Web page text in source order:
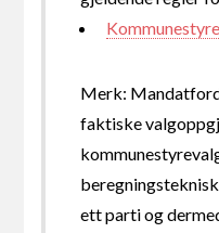
Merk:
faktiske
ett parti og